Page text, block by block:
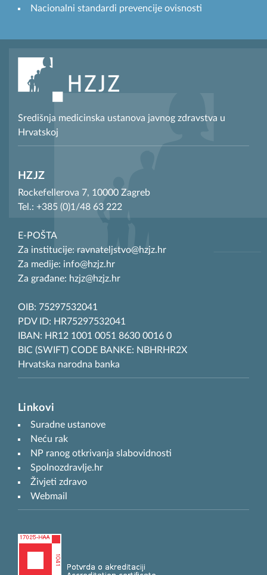
Nacionalni standardi prevencije ovisnosti
Središnja medicinska ustanova javnog zdravstva u
Hrvatskoj
HZJZ
Rockefellerova 7, 10000 Zagreb
Tel.: +385 (0)1/48 63 222
E-POŠTA
Za institucije: ravnateljstvo@hzjz.hr
Za medije: info@hzjz.hr
Za građane: hzjz@hzjz.hr
OIB: 75297532041
PDV ID: HR75297532041
IBAN: HR12 1001 0051 8630 0016 0
BIC (SWIFT) CODE BANKE: NBHRHR2X
Hrvatska narodna banka
Linkovi
Suradne ustanove
Neću rak
NP ranog otkrivanja slabovidnosti
Spolnozdravlje.hr
Živjeti zdravo
Webmail